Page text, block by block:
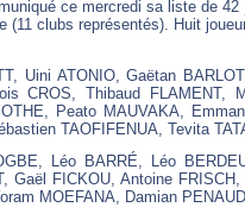
ce mercredi sa liste de
(11 clubs représentés). Huit
Uini ATONIO, Gaëtan
CROS, Thibaud FLAMENT,
Peato MAUVAKA,
TAOFIFENUA, Tevita
Léo BARRÉ, Léo
Gaël FICKOU, Antoine
MOEFANA, Damian